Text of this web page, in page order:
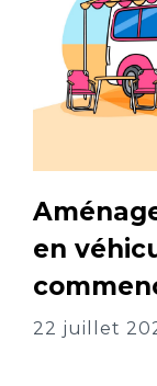
en
22 juillet